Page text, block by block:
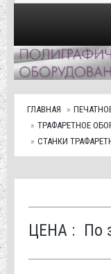
ГЛАВНАЯ
ТРАФАРЕТНОЕ
СТАНКИ
ЦЕНА : По